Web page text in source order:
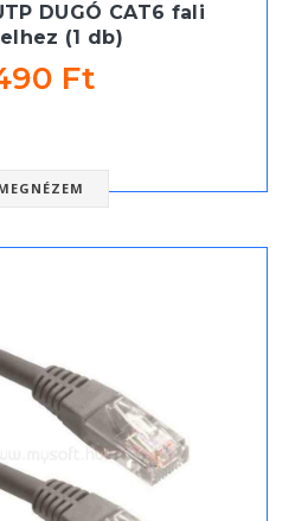
DUGÓ CAT6 fali
(1 db)
Ft